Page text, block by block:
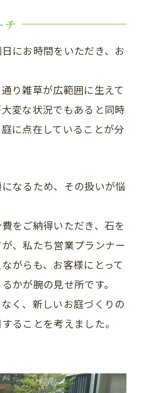
チ
にお時間をいただき、お
り雑草が広範囲に生えて
変な状況でもあると同時
に点在していることが分
なるため、その扱いが悩
をご納得いただき、石を
、私たち営業プランナー
がらも、お客様にとって
かが腕の見せ所です。
く、新しいお庭づくりの
ることを考えました。